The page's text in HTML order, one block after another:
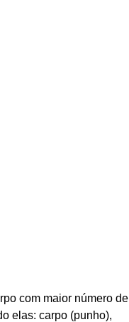
com maior número de
elas: carpo (punho),